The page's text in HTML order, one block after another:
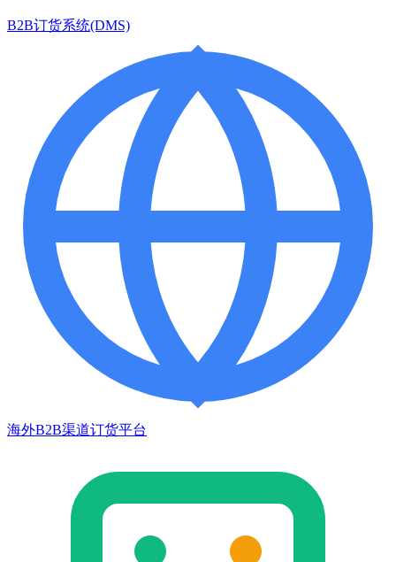
B2B订货系统(DMS)
海外B2B渠道订货平台